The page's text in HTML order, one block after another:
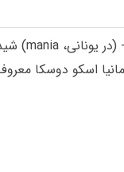
mania